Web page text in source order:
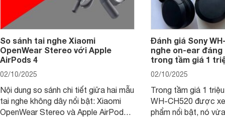
So sánh tai nghe Xiaomi
OpenWear Stereo với Apple
AirPods 4
02/10/2025
Nội dung so sánh chi tiết giữa hai mẫu
tai nghe không dây nổi bật: Xiaomi
OpenWear Stereo và Apple AirPods 4
Đánh giá Sony
nghe on-ear đáng
trong tầm giá 1
02/10/2025
Trong tầm giá 1
WH-CH520 được
phẩm nổi bật, nó